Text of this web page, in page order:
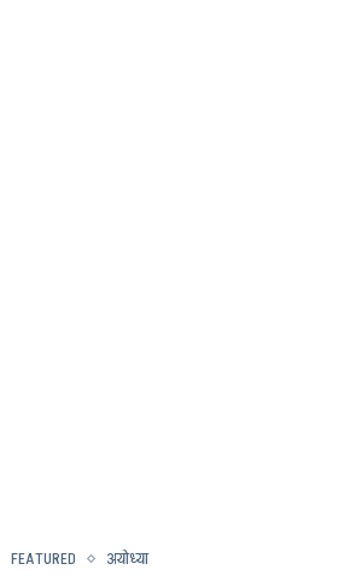
FEATURED अयोध्या